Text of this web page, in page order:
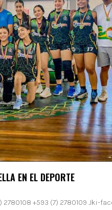
EN EL DEPORTE
2780108 +593 (7) 2780109 Jki-